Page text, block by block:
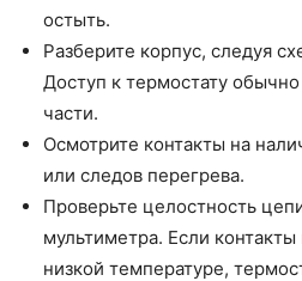
остыть.
Разберите корпус, следуя
Доступ к термостату
части.
Осмотрите контакты на
или следов перегрева.
Проверьте целостность
мультиметра. Если
низкой температуре,